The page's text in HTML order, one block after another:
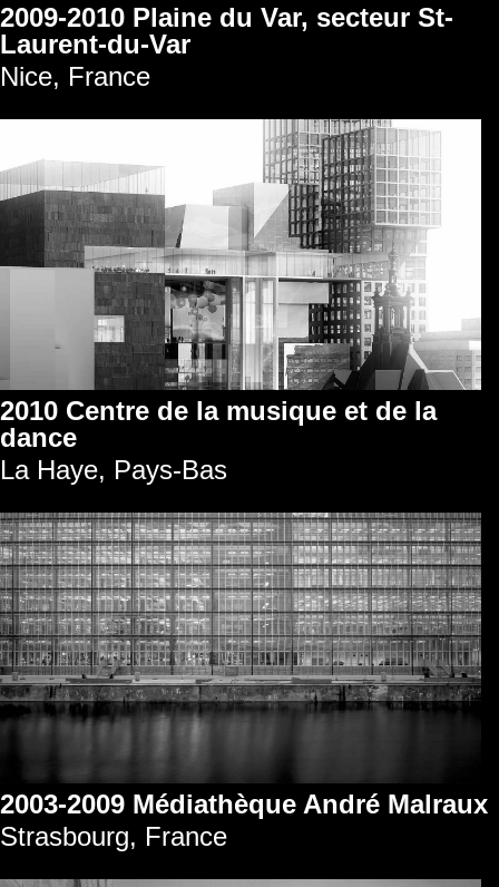
2009-2010 Plaine du Var, secteur St-
Laurent-du-Var
Nice, France
2010 Centre de la musique et de la
dance
La Haye, Pays-Bas
2003-2009 Médiathèque André Malraux
Strasbourg, France